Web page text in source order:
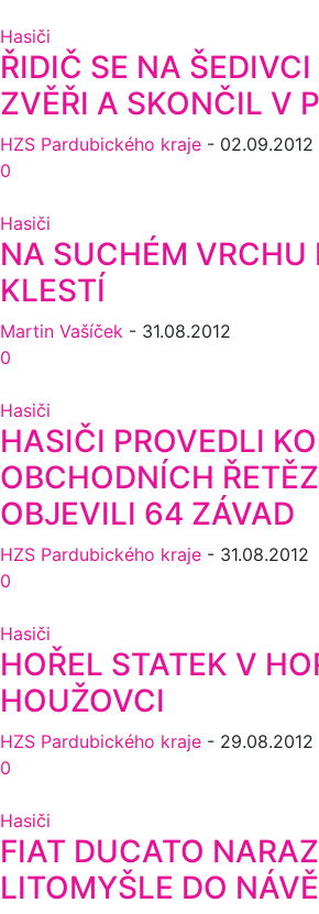
Hasiči
ŘIDIČ SE NA
ZVĚŘI A SKONČIL V
HZS Pardubického kraje - 02.09.2012
0
Hasiči
NA SUCHÉM VRCHU
KLESTÍ
Martin Vašíček - 31.08.2012
0
Hasiči
HASIČI PROVEDLI
OBCHODNÍCH
OBJEVILI 64 ZÁVAD
HZS Pardubického kraje - 31.08.2012
0
Hasiči
HOŘEL STATEK V
HOUŽOVCI
HZS Pardubického kraje - 29.08.2012
0
Hasiči
FIAT DUCATO
LITOMYŠLE DO